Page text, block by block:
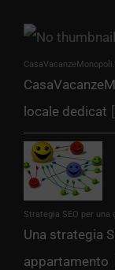
locale dedicat
Strategia SEO per
Una strategia
appartamento